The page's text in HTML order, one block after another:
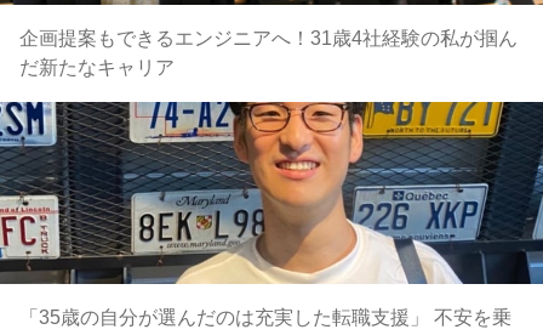
企画提案もできるエンジニアへ！31歳4社経験の私が掴ん
だ新たなキャリア
「35歳の自分が選んだのは充実した転職支援」 不安を乗